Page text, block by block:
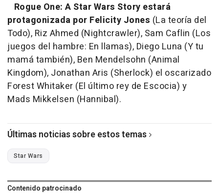
Rogue One: A Star Wars Story estará
protagonizada por Felicity Jones (La teoría del
Todo), Riz Ahmed (Nightcrawler), Sam Caflin (Los
juegos del hambre: En llamas), Diego Luna (Y tu
mamá también), Ben Mendelsohn (Animal
Kingdom), Jonathan Aris (Sherlock) el oscarizado
Forest Whitaker (El último rey de Escocia) y
Mads Mikkelsen (Hannibal).
Últimas noticias sobre estos temas
Star Wars
Contenido patrocinado